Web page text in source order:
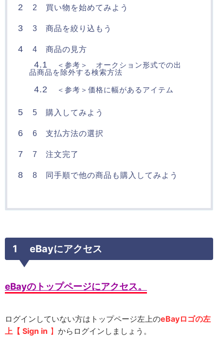
2 2 買い物を始めてみよう
3 3 商品を絞り込もう
4 4 商品の見方
4.1
＜参考＞ オークション形式での出
品商品を除外する検索方法
4.2 ＜参考＞価格に幅があるアイテム
5 5 購入してみよう
6 6 支払方法の選択
7 7 注文完了
8 8 同手順で他の商品も購入してみよう
1 eBayにアクセス
eBayのトップページにアクセス。
ログインしていない方はトップページ左上のeBayロゴの左
上【 Sign in 】 からログインしましょう。